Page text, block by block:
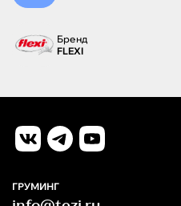
Бренд
FLEXI
ГРУМИНГ